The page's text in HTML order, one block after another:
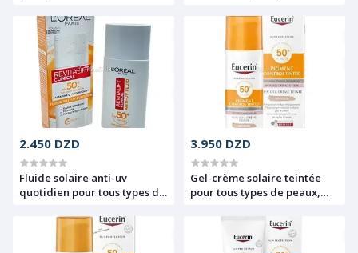
hyaluronique, Yydro Boost,
Neutrogena, 250ml
2.450 DZD
Fluide solaire anti-uv
quotidien pour tous types de
antioxudante, Revitalift
clinical, SPF+50, L'Oreal,
3.950 DZD
Gel-crème solaire teintée
pour tous types de peaux,
teinté, SPF50+, Eucerin,
Medium, 50ml